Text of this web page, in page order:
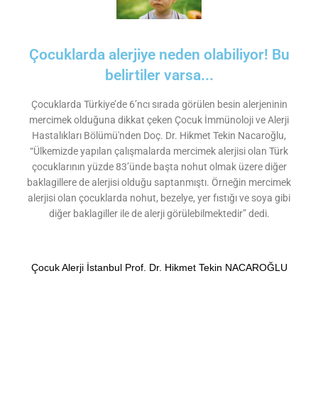
Çocuklarda alerjiye neden olabiliyor! Bu
belirtiler varsa...
Çocuklarda Türkiye’de 6’ncı sırada görülen besin alerjeninin
mercimek olduğuna dikkat çeken Çocuk İmmünoloji ve Alerji
Hastalıkları Bölümü'nden Doç. Dr. Hikmet Tekin Nacaroğlu,
“Ülkemizde yapılan çalışmalarda mercimek alerjisi olan Türk
çocuklarının yüzde 83’ünde başta nohut olmak üzere diğer
baklagillere de alerjisi olduğu saptanmıştı. Örneğin mercimek
alerjisi olan çocuklarda nohut, bezelye, yer fıstığı ve soya gibi
diğer baklagiller ile de alerji görülebilmektedir” dedi.
Çocuk Alerji İstanbul Prof. Dr. Hikmet Tekin NACAROĞLU